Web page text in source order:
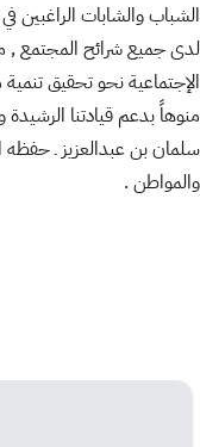
الشباب والشابات الراغبين
لدى جميع شرائح المجتمع ,
الإجتماعية نحو تحقيق
منوهاً بدعم قيادتنا
سلمان بن عبدالعزيز ـ حفظه
والمواطن .